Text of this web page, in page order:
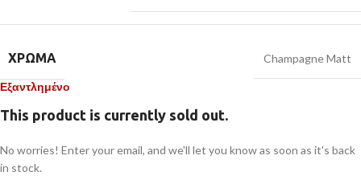
ΧΡΏΜΑ Champagne Matt
Εξαντλημένο
This product is currently sold out.
No worries! Enter your email, and we'll let you know as soon as it's back
in stock.